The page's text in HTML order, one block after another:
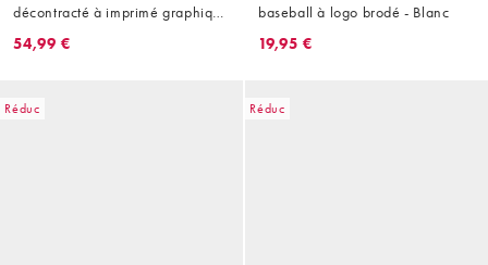
décontracté à imprimé graphique
- Noir
54,99 €
baseball à logo brodé - Blanc
19,95 €
Réduc Réduc